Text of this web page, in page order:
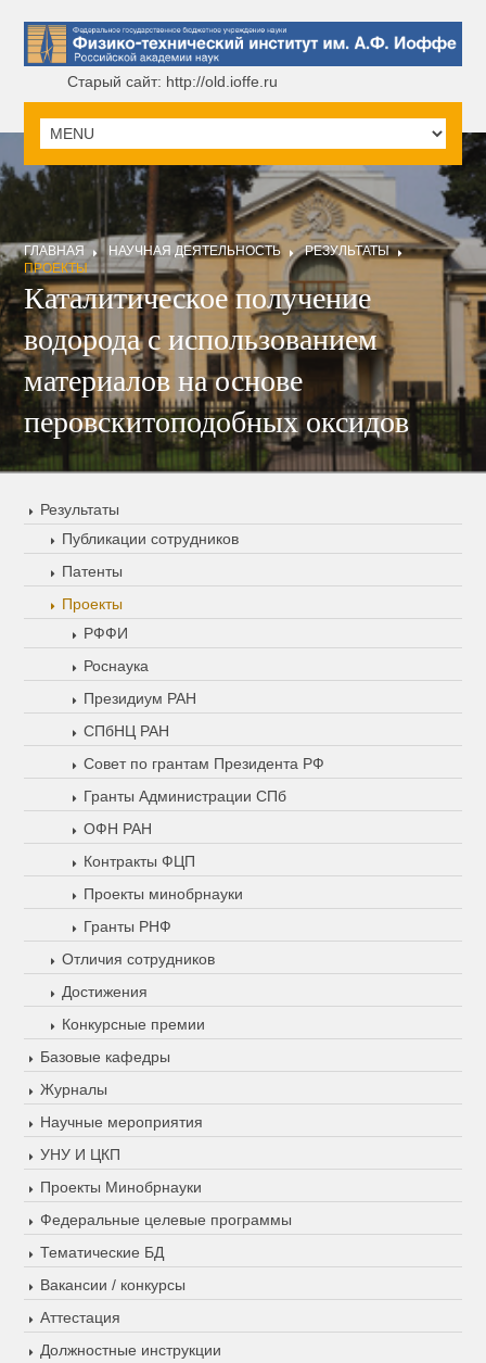
Старый сайт: http://old.ioffe.ru
ГЛАВНАЯ НАУЧНАЯ ДЕЯТЕЛЬНОСТЬ
РЕЗУЛЬТАТЫ
ПРОЕКТЫ
Каталитическое получение
водорода с использованием
материалов на основе
перовскитоподобных оксидов
Результаты
Публикации сотрудников
Патенты
Проекты
РФФИ
Роснаука
Президиум РАН
СПбНЦ РАН
Совет по грантам Президента РФ
Гранты Администрации СПб
ОФН РАН
Контракты ФЦП
Проекты минобрнауки
Гранты РНФ
Отличия сотрудников
Достижения
Конкурсные премии
Базовые кафедры
Журналы
Научные мероприятия
УНУ И ЦКП
Проекты Минобрнауки
Федеральные целевые программы
Тематические БД
Вакансии / конкурсы
Аттестация
Должностные инструкции